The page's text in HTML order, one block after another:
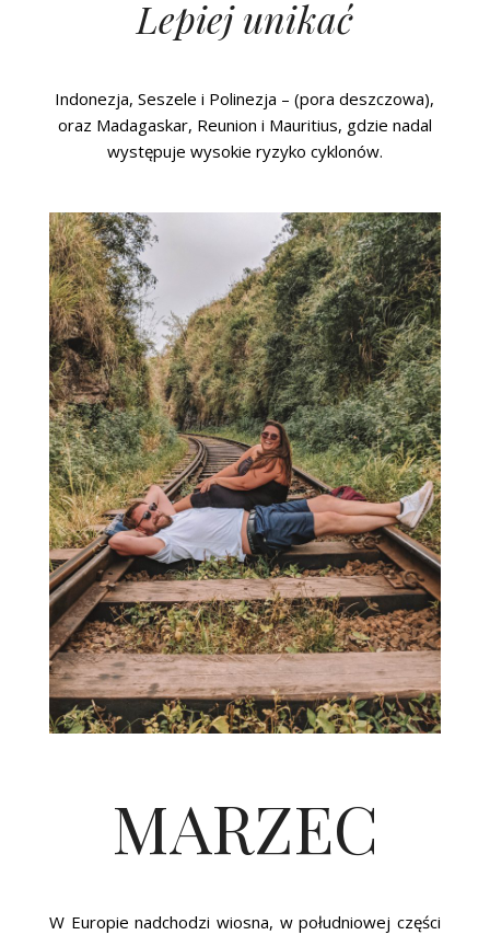
Lepiej unikać
Indonezja, Seszele i Polinezja – (pora deszczowa),
oraz Madagaskar, Reunion i Mauritius, gdzie nadal
występuje wysokie ryzyko cyklonów.
MARZEC
W Europie nadchodzi wiosna, w południowej części